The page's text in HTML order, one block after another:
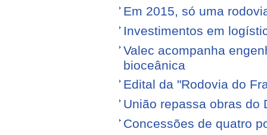
Em 2015, só uma
Investimentos em
Valec acompanha
bioceânica
Edital da "Rodovia do
União repassa obras do
Concessões de quatro